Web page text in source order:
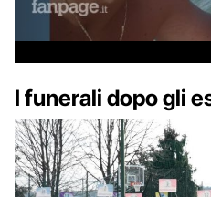
I funerali dopo gli